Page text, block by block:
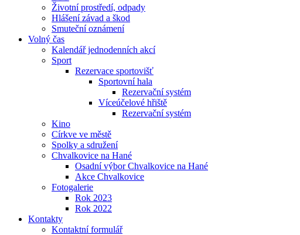
Životní prostředí, odpady
Hlášení závad a škod
Smuteční oznámení
Volný čas
Kalendář jednodenních akcí
Sport
Rezervace sportovišť
Sportovní hala
Rezervační systém
Víceúčelové hřiště
Rezervační systém
Kino
Církve ve městě
Spolky a sdružení
Chvalkovice na Hané
Osadní výbor Chvalkovice na Hané
Akce Chvalkovice
Fotogalerie
Rok 2023
Rok 2022
Kontakty
Kontaktní formulář